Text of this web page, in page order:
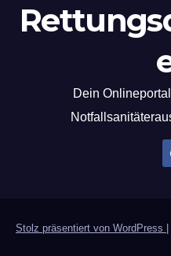
Dein
Stolz präsentiert von WordPress